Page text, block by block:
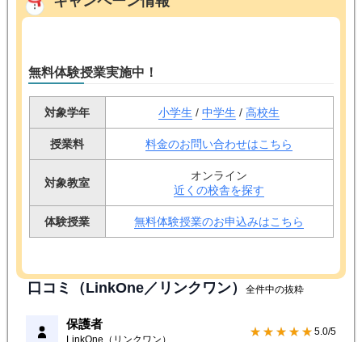
無料体験授業実施中！
対象学年 小学生 / 中学生 / 高校生
授業料 料金のお問い合わせはこちら
対象教室
オンライン
近くの校舎を探す
体験授業 無料体験授業のお申込みはこちら
口コミ（LinkOne／リンクワン） 全件中の抜粋
保護者
★★★★★ 5.0/5